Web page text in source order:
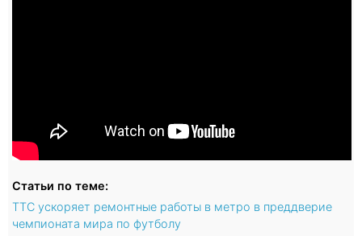
Статьи по теме:
TTC ускоряет ремонтные работы в метро в преддверие
чемпионата мира по футболу